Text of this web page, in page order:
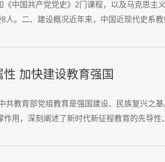
中国共产党党史》2门课程，以及马克思
。二、建设概况近年来，中国近现代史系
加快建设教育强国
教育部党组教育是强国建设、民族复兴之
用，深刻阐述了新时代新征程教育的先导